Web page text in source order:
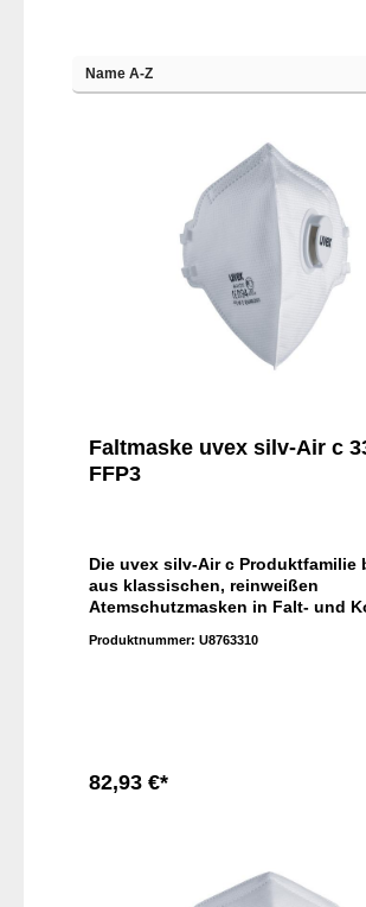
Faltmaske uvex silv-Air c
FFP3
Die uvex silv-Air c Produktfamilie
aus klassischen, reinweißen
Atemschutzmasken in Falt- und
Gesichtsformen passen. Dank
Produktnummer: U8763310
82,93 €*